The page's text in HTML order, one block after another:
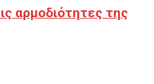
αρμοδιότητες της